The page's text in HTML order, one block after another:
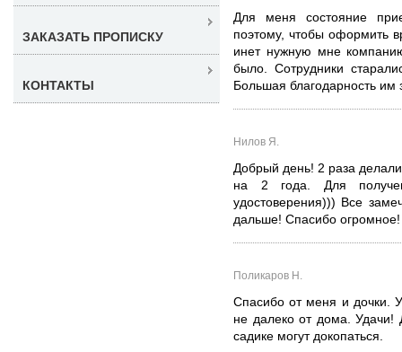
Для меня состояние
поэтому, чтобы оформить
инет нужную мне
было. Сотрудники
Большая благодарность им
Нилов Я.
Добрый день! 2 раза
на 2 года. Для
удостоверения))) Все
дальше! Спасибо огромное!
Поликаров Н.
Спасибо от меня и дочки.
не далеко от дома.
садике могут докопаться.
ЗАКАЗАТЬ ПРОПИСКУ
КОНТАКТЫ